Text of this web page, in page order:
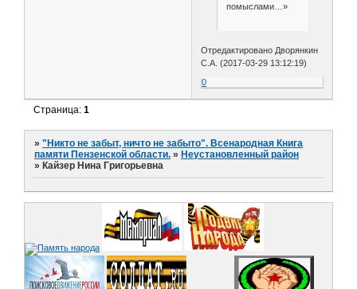
помыслами…»
Отредактировано Дворянкин
С.А. (2017-03-29 13:12:19)
0
Страница:1
»"Никто не забыт, ничто не забыто". Всенародная Книга
памяти Пензенской области. » Неустановленный район
» Кайзер Нина Григорьевна